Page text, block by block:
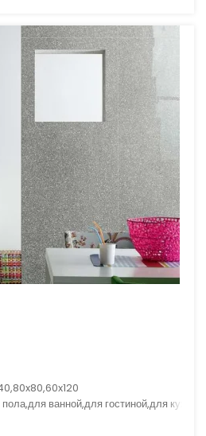
ванной,для гостиной,для кухни